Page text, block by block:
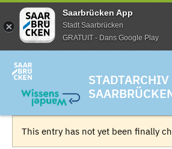
Saarbrücken App
Stadt Saarbrücken
GRATUIT - Dans Google Play
STADTARCHIV
This entry has not yet been finally